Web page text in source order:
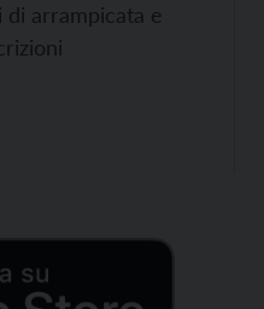
arrampicata e